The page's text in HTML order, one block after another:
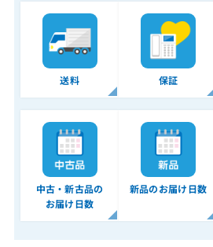
送料 保証
中古・新古品の
お届け日数
新品のお届け日数